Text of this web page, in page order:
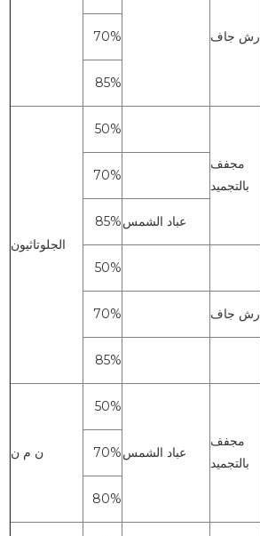
رش جاف 70%
85%
الجلوتاثيون
50%
مجفف
بالتجميد
70%
85%عباد الشمس
50%
70% رش جاف
85%
ن م ن
50%
عباد الشمس
مجفف
بالتجميد
70%
80%